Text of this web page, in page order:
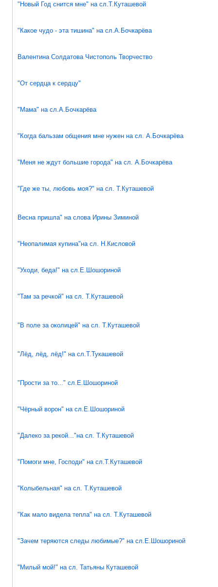
"Новый Год снится мне" на сл.Т.Куташевой
"Какое чудо - эта тишина" на сл.А.Бочкарёва
Валентина Солдатова Чистополь Творчество
"От сердца к сердцу"
"Мама" на сл.А.Бочкарёва
"Когда бальзам общения мне нужен на сл. А.Бочкарёва
"Меня не ждут большие города" на сл. А.Бочкарёва
"Где же ты, любовь моя?" на сл. Т.Куташевой
Весна пришла" на слова Ирины Зиминой
"Неопалимая купина"на сл. Н.Кисловой
"Уходи, беда!" на сл.Е.Шошориной
"Там за речкой" на сл. Т.Куташевой
"В поле за околицей" на сл. Т.Куташевой
"Лёд, лёд, лёд!" на сл.Т.Тукашевой
"Прости за то..." сл.Е.Шошориной
"Чёрный ворон" на сл.Е.Шошориной
"Далеко за рекой..."на сл. Т.Куташевой
"Помоги мне, Господи" на сл.Т.Куташевой
"Колыбельная" на сл. Т.Куташевой
"Как мало видела тепла" на сл. Т.Куташевой
"Зачем теряются следы любимые?" на сл.Е.Шошориной
"Милый мой!" на сл. Татьяны Куташевой